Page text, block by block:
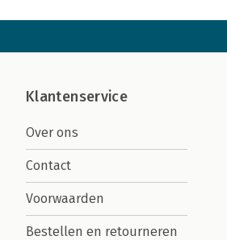
Klantenservice
Over ons
Contact
Voorwaarden
Bestellen en retourneren